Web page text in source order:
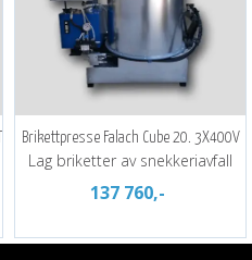
Brikettpresse Falach Cube 20. 3X400V
Lag briketter av snekkeriavfall
137 760,-